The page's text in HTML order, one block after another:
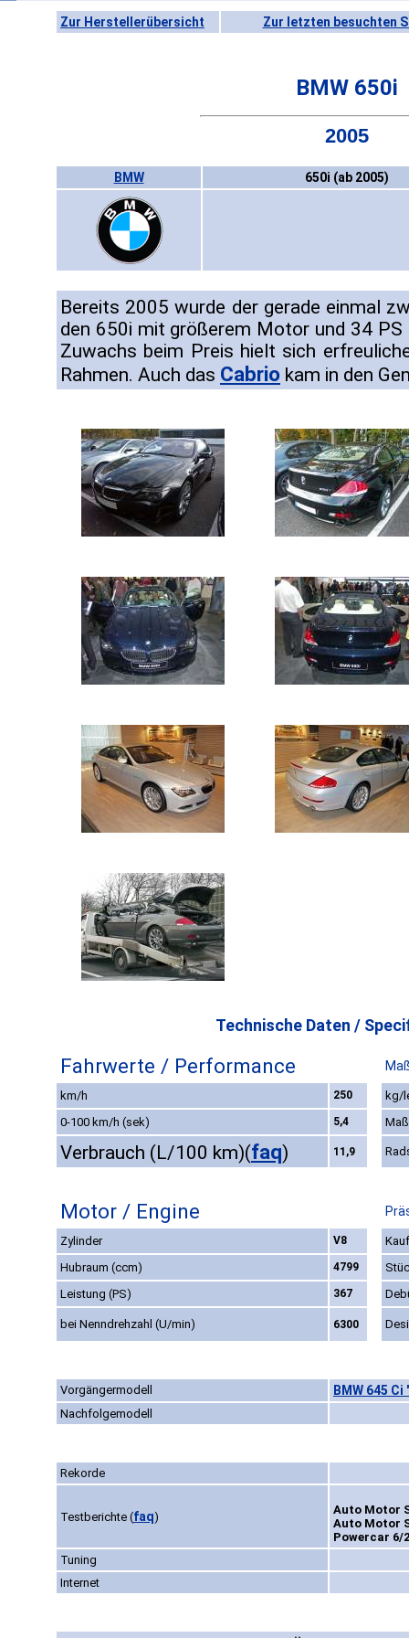
Zur Herstellerübersicht Zur letzten besuchten
BMW 650i
2005
BMW 650i (ab 2005)
Bereits 2005 wurde der gerade einmal
den 650i mit größerem Motor und 34
Zuwachs beim Preis hielt sich
Rahmen. Auch das Cabrio kam in den
Technische Daten /
Fahrwerte / Performance
km/h 250
kg/
0-100 km/h (sek)
5,4
Verbrauch (L/100 km)(faq) 11,9
Motor / Engine
Zylinder V8
Hubraum (ccm)
4799
Leistung (PS)
367
bei Nenndrehzahl (U/min) 6300
Vorgängermodell BMW 645 Ci
Nachfolgemodell
Rekorde
Testberichte (faq)
Auto Motor
Auto Motor
Powercar 6/
Tuning
Internet